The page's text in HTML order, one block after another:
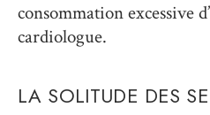
consommation excessive
cardiologue.
LA SOLITUDE DES